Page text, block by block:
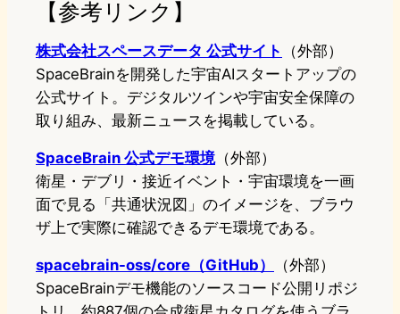
【参考リンク】
株式会社スペースデータ 公式サイト
（外部）
SpaceBrainを開発した宇宙AIスタートアップの
公式サイト。デジタルツインや宇宙安全保障の
取り組み、最新ニュースを掲載している。
SpaceBrain 公式デモ環境（外部）
衛星・デブリ・接近イベント・宇宙環境を一画
面で見る「共通状況図」のイメージを、ブラウ
ザ上で実際に確認できるデモ環境である。
spacebrain-oss/core（GitHub）
（外部）
SpaceBrainデモ機能のソースコード公開リポジ